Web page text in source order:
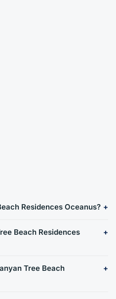
Residences Oceanus?
Beach Residences
Tree Beach